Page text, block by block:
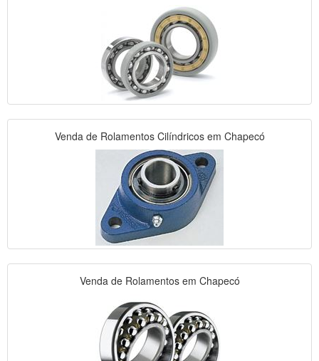
Venda de Rolamentos Cilíndricos em Chapecó
Venda de Rolamentos em Chapecó